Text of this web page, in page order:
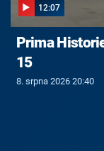
12:07
Prima
15
8. srpna 2026 20:40